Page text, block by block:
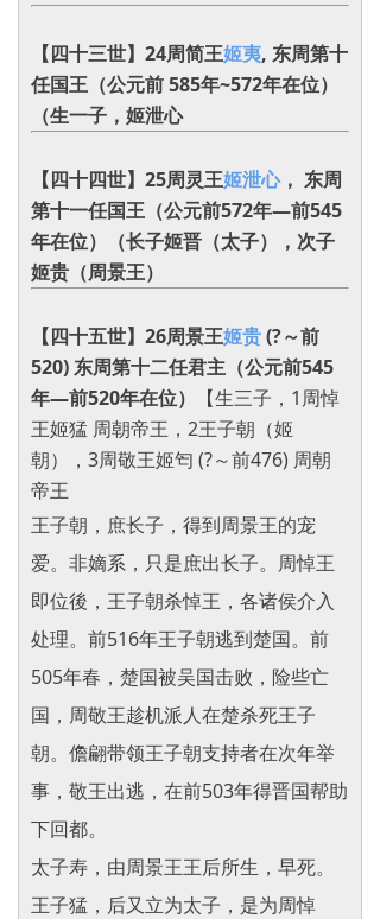
【四十三世】24周简王姬夷, 东周第十
任国王（公元前 585年~572年在位）
（生一子，姬泄心
【四十四世】25周灵王姬泄心， 东周
第十一任国王（公元前572年—前545
年在位）（长子姬晋（太子）‌，次子
姬贵（周景王）
【四十五世】26周景王姬贵(?～前
520) 东周第十二任君主（公元前545
年—前520年在位）
【生三子， 1周悼
王姬猛 周朝帝王，2王子朝（姬
朝）‌，3周敬王姬匄 (?～前476) 周朝
帝王
王子朝，庶长子，得到周景王的宠
爱。非嫡系，只是庶出长子。周悼王
即位後，王子朝杀悼王，各诸侯介入
处理。前516年王子朝逃到楚国。前
505年春，楚国被吴国击败，险些亡
国，周敬王趁机派人在楚杀死王子
朝。儋翩带领王子朝支持者在次年举
事，敬王出逃，在前503年得晋国帮助
下回都。
太子寿，由周景王王后所生，早死。
王子猛，后又立为太子，是为周悼